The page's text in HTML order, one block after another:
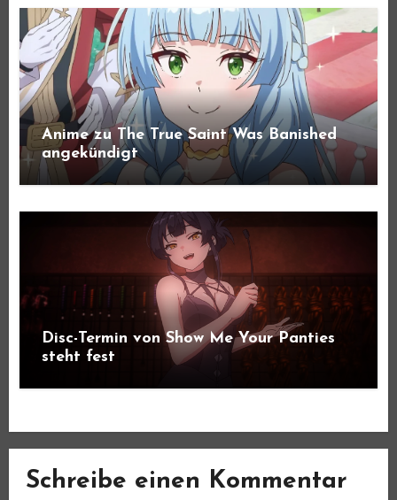
Anime zu The True Saint Was Banished
angekündigt
Disc-Termin von Show Me Your Panties
steht fest
Schreibe einen Kommentar